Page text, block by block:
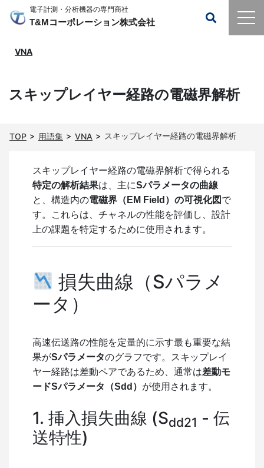
電子計測・分析機器の専門商社
T&Mコーポレーション株式会社
VNA
スキップレイヤー経路の電磁界解析
TOP 用語集 VNA スキップレイヤー経路の電磁界解析
スキップレイヤー経路の電磁界解析で得られる
特定の解析結果は、主にSパラメータの曲線
と、構造内の電磁界（EM Field）の可視化図 で
す。これらは、チャネルの性能を評価し、設計
上の課題を特定するために使用されます。
損失曲線（Sパラメ
ータ）
高速伝送路の性能を定量的に示す最も重要な結
果がSパラメータのグラフです。スキップレイ
ヤー経路は差動ペアであるため、通常は差動モ
ードSパラメータ
（Sdd ） が使用されます。
1. 挿入損失曲線 (Sdd21 - 伝
送特性)